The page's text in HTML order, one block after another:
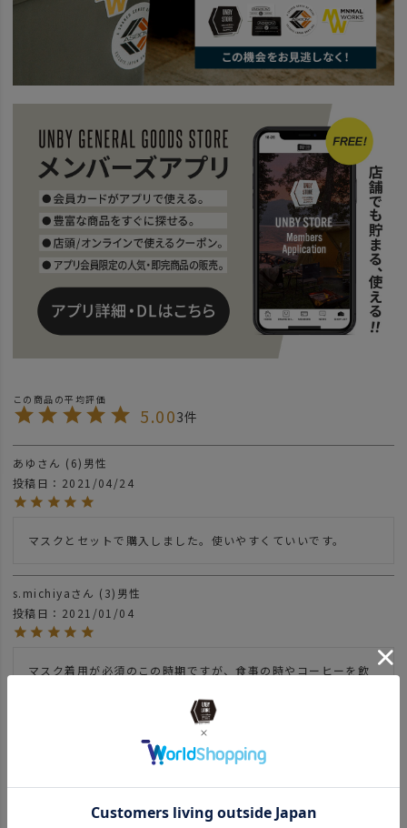
5.003
あゆ 6 男性
投稿日
2021/04/24
マスクとセットで購入しました。使いやすくていいです。
s.michiya 3 男性
投稿日
2021/01/04
マスク着用が必須のこの時期ですが、食事の時やコーヒーを飲
り、外せばバッグやポケットへ入れと煩わしいことばかり。こ
のストラップで首からかけられて劇的に楽になりました。また
カラーもたくさんあり、ファッション性も高くとてもお気に入
大阪府